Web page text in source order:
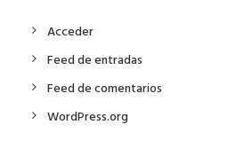
Acceder
Feed de entradas
Feed de comentarios
WordPress.org